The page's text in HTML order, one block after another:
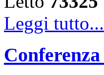
Leggi tutto...